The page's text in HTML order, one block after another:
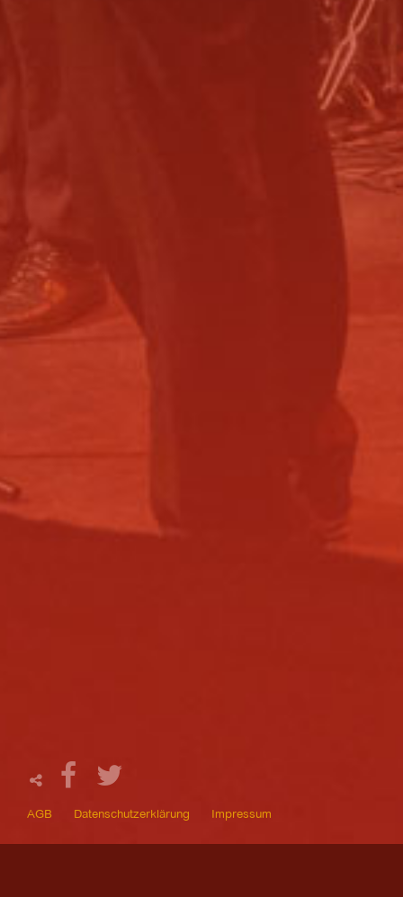
AGB Datenschutzerklärung Impressum